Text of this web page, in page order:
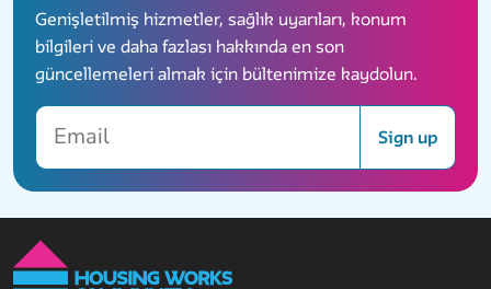
Genişletilmiş hizmetler, sağlık uyarıları, konum
bilgileri ve daha fazlası hakkında en son
güncellemeleri almak için bültenimize kaydolun.
Email
Sign up